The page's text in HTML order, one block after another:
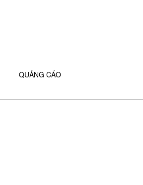
QUẢNG CÁO